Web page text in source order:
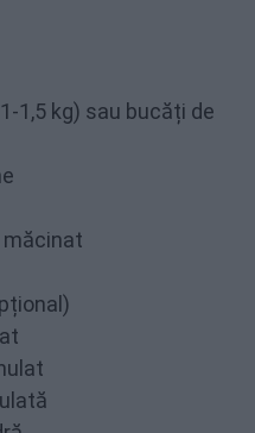
1,5 kg) sau bucăți de
măcinat